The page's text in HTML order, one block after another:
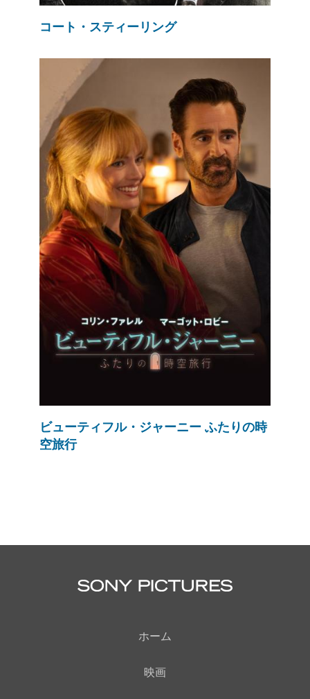
コート・スティーリング
ビューティフル・ジャーニー ふたりの時
空旅行
ホーム
映画